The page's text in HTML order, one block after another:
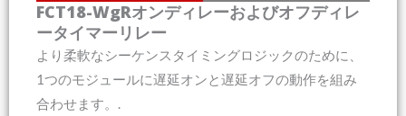
FCT18-WgRオンディレーおよびオフディレ
ータイマーリレー
より柔軟なシーケンスタイミングロジックのために、
1つのモジュールに遅延オンと遅延オフの動作を組み
合わせます。.